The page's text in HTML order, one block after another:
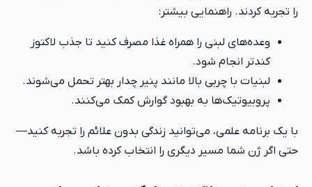
را تجربه کردند. راهنمایی بیشتر:
وعده‌های لبنی را همراه غذا مصرف کنید تا جذب لاکتوز
کندتر انجام شود.
لبنیات با چربی بالا مانند پنیر چدار بهتر تحمل می‌شوند.
پروبیوتیک‌ها به بهبود گوارش کمک می‌کنند.
با یک برنامه علمی، می‌توانید زندگی بدون علائم را تجربه کنید—
حتی اگر ژن شما مسیر دیگری را انتخاب کرده باشد.